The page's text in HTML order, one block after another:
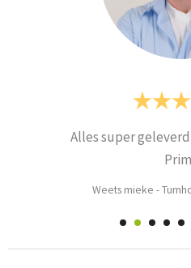
Alles super
Weets mieke -